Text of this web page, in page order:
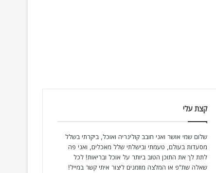
קצת עלי
שלום שמי אושר ואני חובב קולינריה ואוכל, ביקרתי בשלל
מסעדות בעולם, טעמתי ובישלתי שלל מאכלים, ואני פה
לתת לך את התוכן הטוב ביותר על אוכל ובריאות! לכל
שאלה שת"פ או המלצה מוזמנים ליצור איתי קשר במייל!